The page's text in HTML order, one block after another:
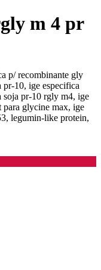
m 4 pr
p/ recombinante gly
pr-10, ige especifica
soja pr-10 rgly m4, ige
para glycine max, ige
legumin-like protein,